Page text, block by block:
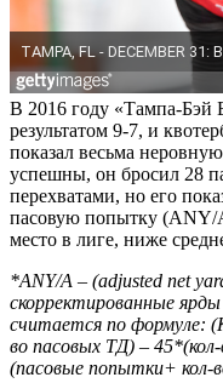
В 2016 году «Тампа-Бэй
результатом 9-7, и
показал весьма
успешны, он бросил 28
перехватами, но его
пасовую попытку (ANY/
место в лиге, ниже
*ANY/A – (adjusted net
скорректированные ярды
считается по формуле:
во пасовых ТД) –
(пасовые попытки+ кол-